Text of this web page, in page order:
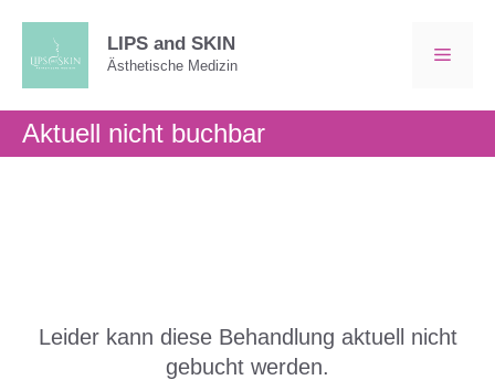
springen
LIPS and SKIN
Ästhetische Medizin
Aktuell nicht buchbar
Leider kann diese Behandlung aktuell nicht
gebucht werden.